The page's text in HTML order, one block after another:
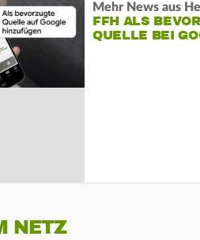
Mehr News aus
FFH ALS
QUELLE BEI
NETZ